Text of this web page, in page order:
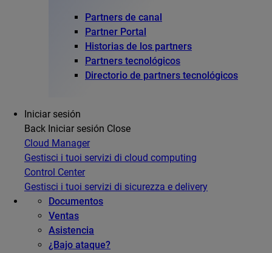
Partners de canal
Partner Portal
Historias de los partners
Partners tecnológicos
Directorio de partners tecnológicos
Iniciar sesión
Back Iniciar sesión Close
Cloud Manager
Gestisci i tuoi servizi di cloud computing
Control Center
Gestisci i tuoi servizi di sicurezza e delivery
Documentos
Ventas
Asistencia
¿Bajo ataque?